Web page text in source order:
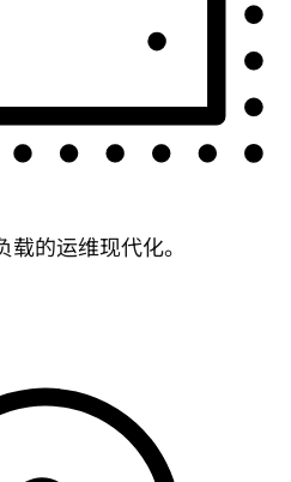
的运维现代化。